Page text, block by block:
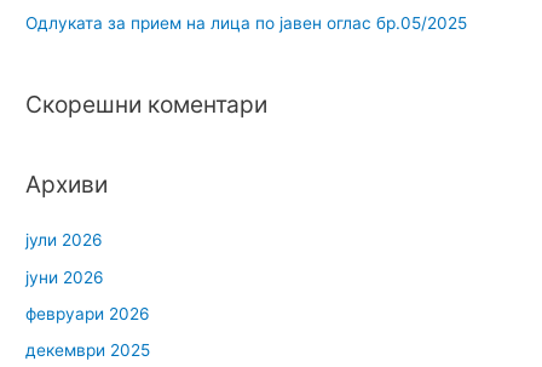
Одлуката за прием на лица по јавен оглас бр.05/2025
Скорешни коментари
Архиви
јули 2026
јуни 2026
февруари 2026
декември 2025